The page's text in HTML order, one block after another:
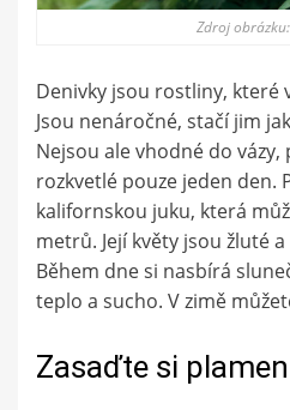
Zdroj
Denivky jsou rostliny, které
Jsou nenáročné, stačí jim
Nejsou ale vhodné do
rozkvetlé pouze jeden den.
kalifornskou juku, která
metrů. Její květy jsou žluté
Během dne si nasbírá
teplo a sucho. V zimě
Zasaďte si